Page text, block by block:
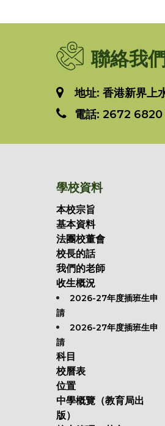
聯絡我
地址: 香港新界上
電話: 2672 6820
學校資料
本校宗旨
基本資料
法團校董會
校長的話
我們的老師
收生概況
2026-27年度插班生申
請
2026-27年度插班生申
請
科目
校曆表
位置
中學概覽（教育局出
版）